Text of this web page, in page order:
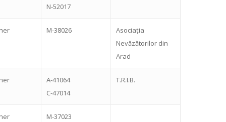
N-52017
M-38026
Asociația
Nevăzătorilor din
Arad
A-41064
C-47014
T.R.I.B.
M-37023